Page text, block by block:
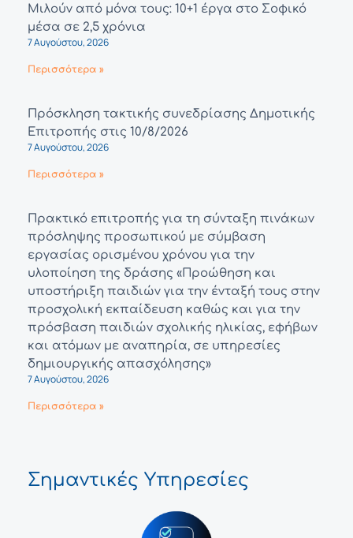
Μιλούν από μόνα τους: 10+1 έργα στο Σοφικό
μέσα σε 2,5 χρόνια
7 Αυγούστου, 2026
Περισσότερα »
Πρόσκληση τακτικής συνεδρίασης Δημοτικής
Επιτροπής στις 10/8/2026
7 Αυγούστου, 2026
Περισσότερα »
Πρακτικό επιτροπής για τη σύνταξη πινάκων
πρόσληψης προσωπικού με σύμβαση
εργασίας ορισμένου χρόνου για την
υλοποίηση της δράσης «Προώθηση και
υποστήριξη παιδιών για την ένταξή τους στην
προσχολική εκπαίδευση καθώς και για την
πρόσβαση παιδιών σχολικής ηλικίας, εφήβων
και ατόμων με αναπηρία, σε υπηρεσίες
δημιουργικής απασχόλησης»
7 Αυγούστου, 2026
Περισσότερα »
Σημαντικές Υπηρεσίες